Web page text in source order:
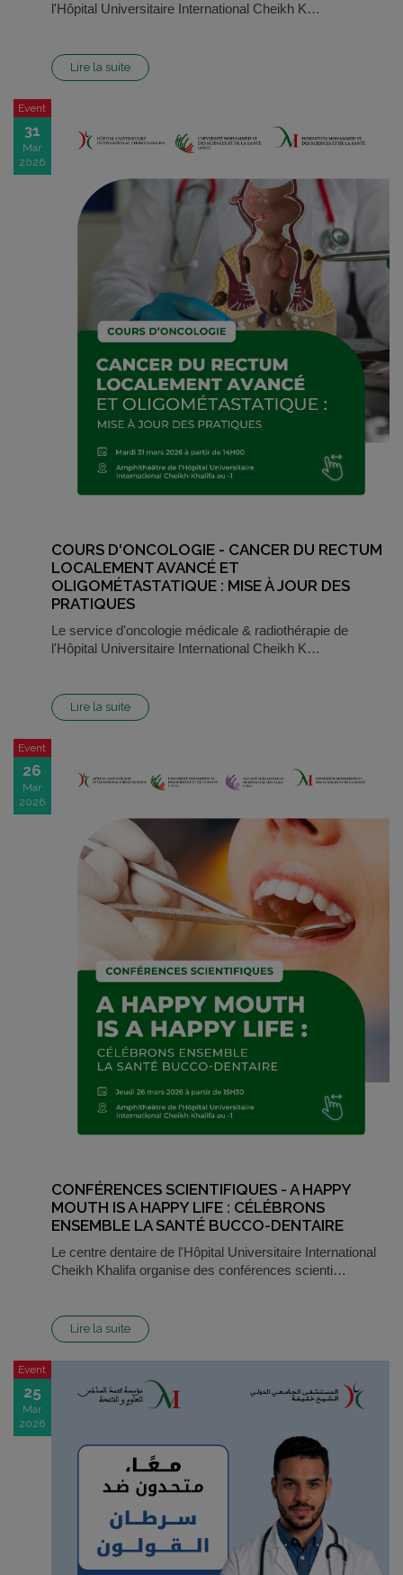
l'Hôpital Universitaire International Cheikh K…
Lire la suite
Event
31
Mar
2026
COURS D'ONCOLOGIE - CANCER DU RECTUM
LOCALEMENT AVANCÉ ET
OLIGOMÉTASTATIQUE : MISE À JOUR DES
PRATIQUES
Le service d'oncologie médicale & radiothérapie de
l'Hôpital Universitaire International Cheikh K…
Lire la suite
Event
26
Mar
2026
CONFÉRENCES SCIENTIFIQUES - A HAPPY
MOUTH IS A HAPPY LIFE : CÉLÉBRONS
ENSEMBLE LA SANTÉ BUCCO-DENTAIRE
Le centre dentaire de l'Hôpital Universitaire International
Cheikh Khalifa organise des conférences scienti…
Lire la suite
Event
25
Mar
2026